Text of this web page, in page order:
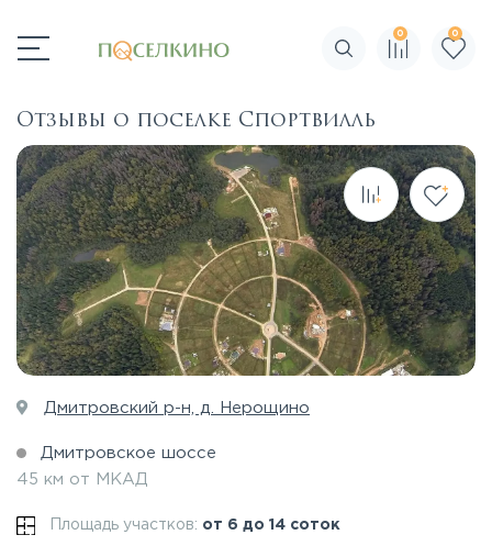
Поиск по сайту
0 0
Отзывы о поселке Спортвилль
Дмитровский р-н, д. Нерощино
Дмитровское шоссе
45 км от МКАД
Площадь участков: от 6 до 14 соток